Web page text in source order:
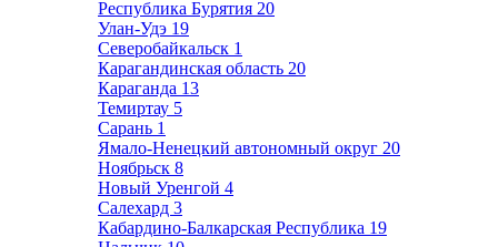
Республика Бурятия 20
Улан-Удэ 19
Северобайкальск 1
Карагандинская область 20
Караганда 13
Темиртау 5
Сарань 1
Ямало-Ненецкий автономный округ 20
Ноябрьск 8
Новый Уренгой 4
Салехард 3
Кабардино-Балкарская Республика 19